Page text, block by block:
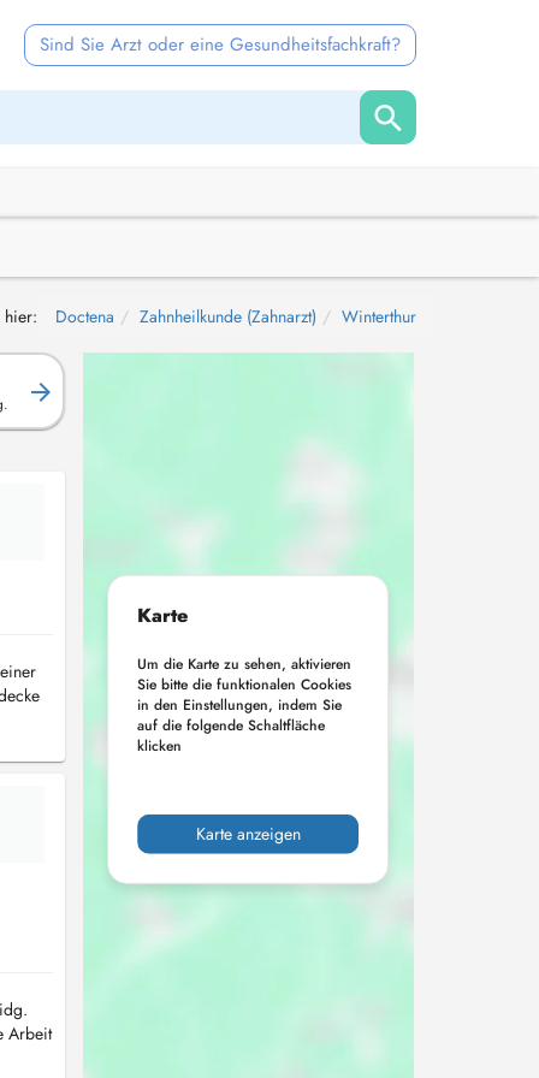
Sind Sie Arzt oder eine Gesundheitsfachkraft?
hier: Doctena Zahnheilkunde (Zahnarzt) Winterthur
Arbeit
Karte
Um die Karte zu sehen, aktivieren
Sie bitte die funktionalen Cookies
in den Einstellungen, indem Sie
auf die folgende Schaltfläche
klicken
Karte anzeigen